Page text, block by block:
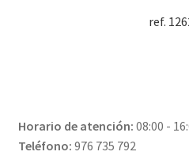
ref.
Horario de atención: 08:00 -
Teléfono: 976 735 792